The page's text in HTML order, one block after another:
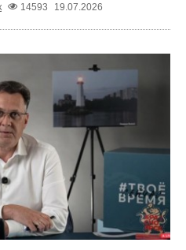
14593 19.07.2026